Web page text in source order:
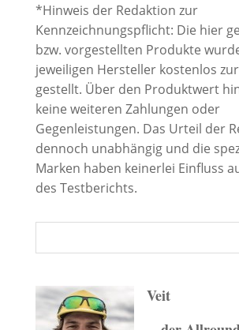
*Hinweis der Redaktion zur
Kennzeichnungspflicht: Die hier
bzw. vorgestellten Produkte
jeweiligen Hersteller kostenlos
gestellt. Über den Produktwert
keine weiteren Zahlungen oder
Gegenleistungen. Das Urteil der
dennoch unabhängig und die
Marken haben keinerlei Einfluss
des Testberichts.
Veit